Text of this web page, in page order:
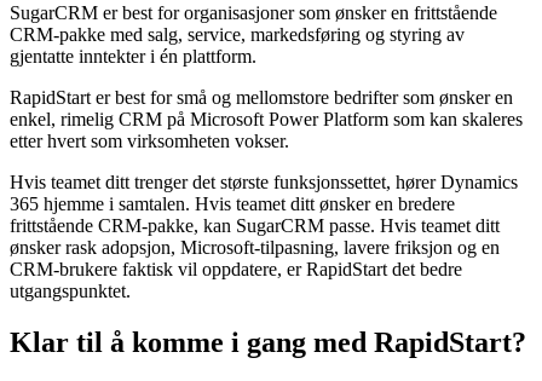
SugarCRM er best for organisasjoner som ønsker en frittstående
CRM-pakke med salg, service, markedsføring og styring av
gjentatte inntekter i én plattform.
RapidStart er best for små og mellomstore bedrifter som ønsker en
enkel, rimelig CRM på Microsoft Power Platform som kan skaleres
etter hvert som virksomheten vokser.
Hvis teamet ditt trenger det største funksjonssettet, hører Dynamics
365 hjemme i samtalen. Hvis teamet ditt ønsker en bredere
frittstående CRM-pakke, kan SugarCRM passe. Hvis teamet ditt
ønsker rask adopsjon, Microsoft-tilpasning, lavere friksjon og en
CRM-brukere faktisk vil oppdatere, er RapidStart det bedre
utgangspunktet.
Klar til å komme i gang med RapidStart?